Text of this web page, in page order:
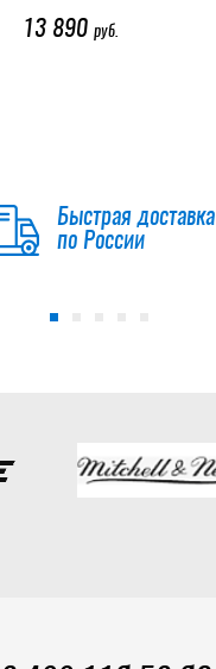
13 890 руб.
Быстрая доставка
по России